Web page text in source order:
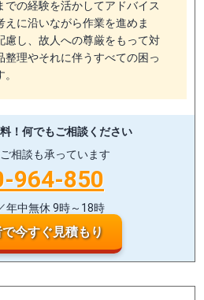
での経験を活かしてアドバイス
えに沿いながら作業を進めま
慮し、故人への尊厳をもって対
整理やそれに伴うすべての困っ
！ 何でもご相談ください
相談も承っています
964-850
年中無休 9時～18時
今すぐ見積もり